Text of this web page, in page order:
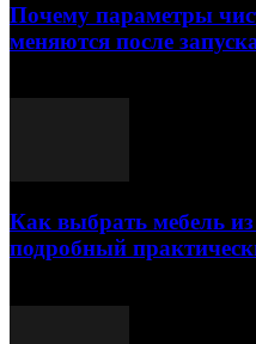
Почему параметры
меняются после
Как выбрать мебель из
подробный